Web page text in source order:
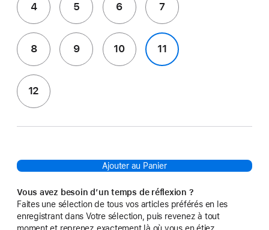
4 5 6 7
8 9 10 11
12
Ajouter au Panier
Vous avez besoin d’un temps de réflexion ?
Faites une sélection de tous vos articles préférés en les
enregistrant dans Votre sélection, puis revenez à tout
moment et reprenez exactement là où vous en étiez.